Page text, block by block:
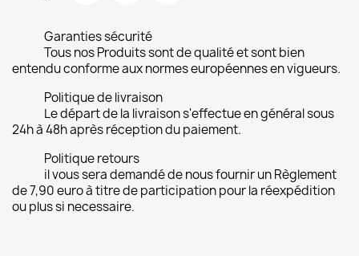
Garanties sécurité
Tous nos Produits sont de qualité et sont bien
entendu conforme aux normes européennes en vigueurs.
Politique de livraison
Le départ de la livraison s'effectue en général sous
24h à 48h après réception du paiement.
Politique retours
il vous sera demandé de nous fournir un Règlement
de 7,90 euro à titre de participation pour la réexpédition
ou plus si necessaire.